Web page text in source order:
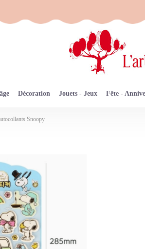
Décoration Jouets - Jeux Fête -
Snoopy